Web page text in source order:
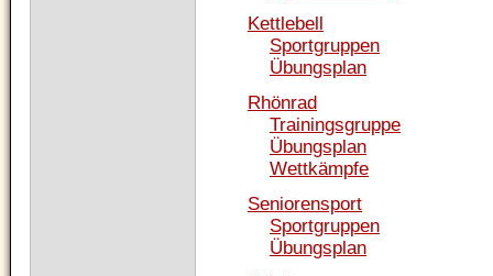
Kettlebell
Sportgruppen
Übungsplan
Rhönrad
Trainingsgruppe
Übungsplan
Wettkämpfe
Seniorensport
Sportgruppen
Übungsplan